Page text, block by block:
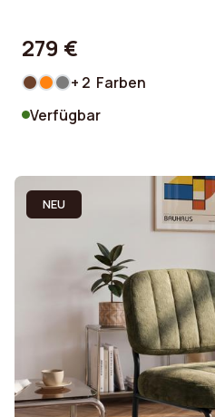
279 €
+ 2 Farben
Verfügbar
NEU